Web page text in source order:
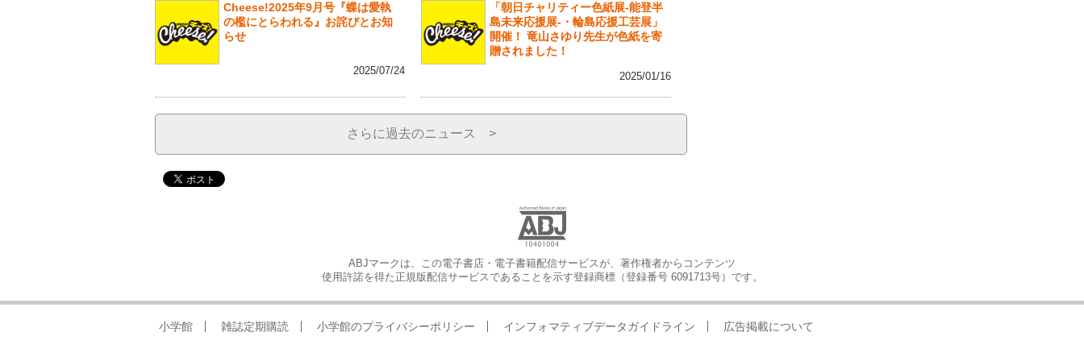
Cheese!2025年9月号『蝶は愛執
の檻にとらわれる』お詫びとお知
らせ
2025/07/24
「朝日チャリティー色紙展-能登半
島未来応援展-・輪島応援工芸展」
開催！ 竜山さゆり先生が色紙を寄
贈されました！
2025/01/16
さらに過去のニュース >
ABJマークは、この電子書店・電子書籍配信サービスが、著作権者からコンテンツ
使用許諾を得た正規版配信サービスであることを示す登録商標（登録番号 6091713号）です。
小学館 雑誌定期購読 小学館のプライバシーポリシー インフォマティブデータガイドライン 広告掲載について